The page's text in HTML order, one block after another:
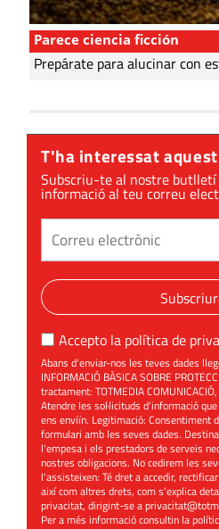
Parece ciencia ficción
Prepárate para alucinar con
T'ha interessat
Subscriu-te al nostre butlletí
informació al teu correu
Accepto la política de
Abans d'enviar-nos les teves dades
INFORMACIÓ BÀSICA SOBRE
tractament: TOTMEDIA
Atendre les sol·licituds d'informació
ens enviïn. Legitimació: Consentiment
formulari amb les seves dades.
l'empesa i els prestadors de serveis
nostres obligacions. No cedirem les
l'assisteixen: Té dret a accedir,
així com altres drets, com s'explica
privacitat, dirigint-se a
Per a més informació consultin la